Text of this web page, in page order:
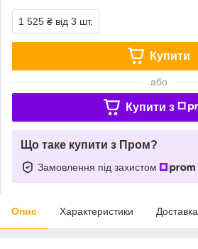
1 525 ₴ від 3 шт.
Купити
або
Купити з
Що таке купити з Пром?
Замовлення під захистом
Опис Характеристики Доставка